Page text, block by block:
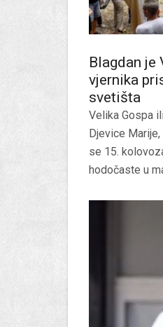
Blagdan je
vjernika
svetišta
Velika Gospa
Djevice
se 15.
hodočaste u